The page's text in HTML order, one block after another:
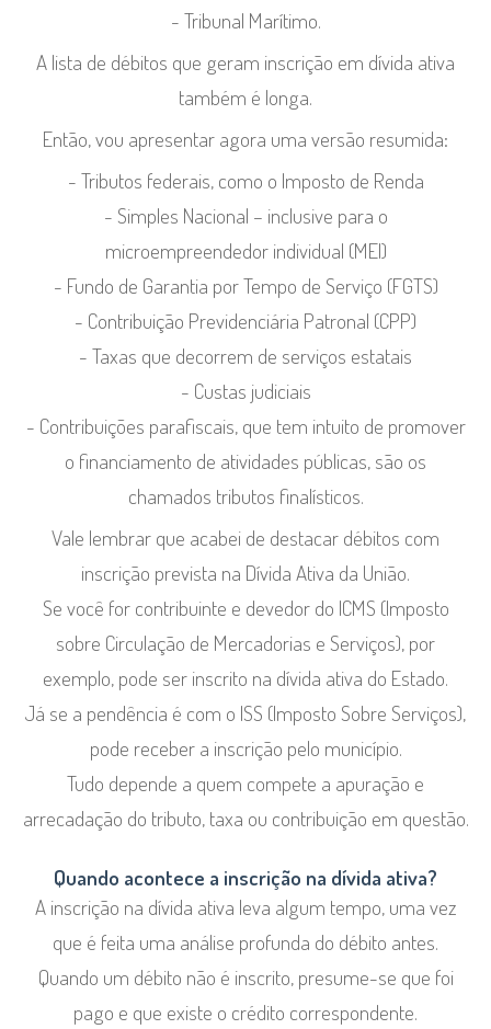
- Tribunal Marítimo.
A lista de débitos que geram inscrição em dívida ativa
também é longa.
Então, vou apresentar agora uma versão resumida:
- Tributos federais, como o Imposto de Renda
- Simples Nacional – inclusive para o
microempreendedor individual (MEI)
- Fundo de Garantia por Tempo de Serviço (FGTS)
- Contribuição Previdenciária Patronal (CPP)
- Taxas que decorrem de serviços estatais
- Custas judiciais
- Contribuições parafiscais, que tem intuito de promover
o financiamento de atividades públicas, são os
chamados tributos finalísticos.
Vale lembrar que acabei de destacar débitos com
inscrição prevista na Dívida Ativa da União.
Se você for contribuinte e devedor do ICMS (Imposto
sobre Circulação de Mercadorias e Serviços), por
exemplo, pode ser inscrito na dívida ativa do Estado.
Já se a pendência é com o ISS (Imposto Sobre Serviços),
pode receber a inscrição pelo município.
Tudo depende a quem compete a apuração e
arrecadação do tributo, taxa ou contribuição em questão.
Quando acontece a inscrição na dívida ativa?
A inscrição na dívida ativa leva algum tempo, uma vez
que é feita uma análise profunda do débito antes.
Quando um débito não é inscrito, presume-se que foi
pago e que existe o crédito correspondente.